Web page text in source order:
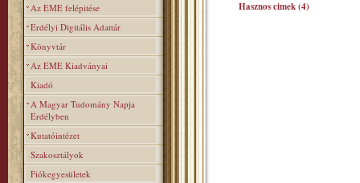
Az EME felépitése
Erdélyi Digitális Adattár
Könyvtár
Az EME Kiadványai
Kiadó
A Magyar Tudomány Napja
Erdélyben
Kutatóintézet
Szakosztályok
Fiókegyesületek
Hasznos cimek (4)